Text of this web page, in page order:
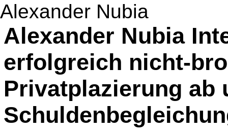
Alexander Nubia
Alexander Nubia
erfolgreich nicht-
Privatplazierung ab